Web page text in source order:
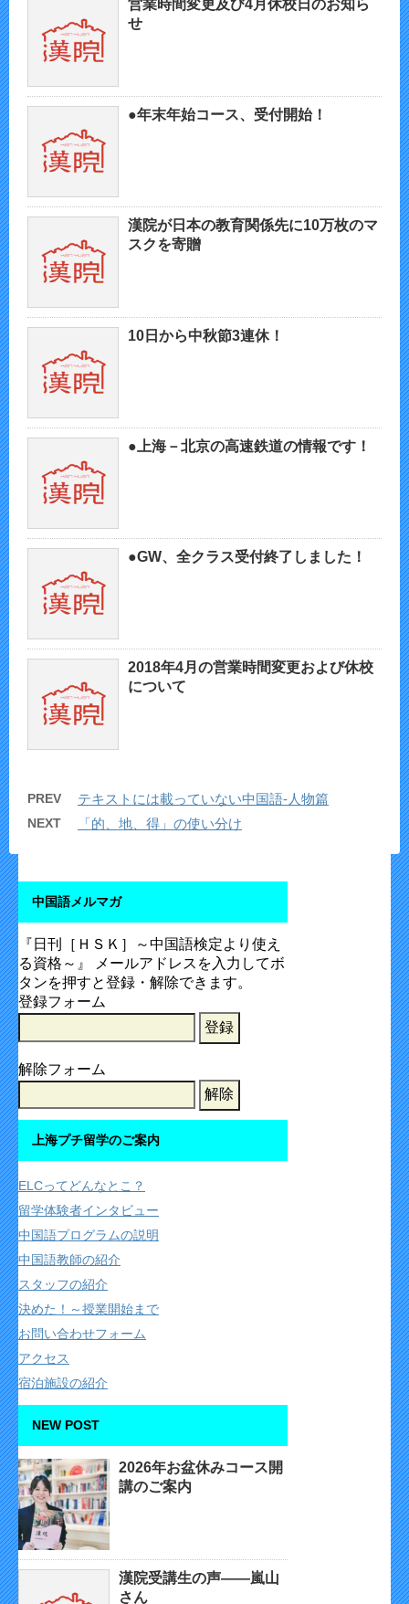
営業時間変更及び4月休校日のお知ら
せ
●年末年始コース、受付開始！
漢院が日本の教育関係先に10万枚のマ
スクを寄贈
10日から中秋節3連休！
●上海－北京の高速鉄道の情報です！
●GW、全クラス受付終了しました！
2018年4月の営業時間変更および休校
について
PREV テキストには載っていない中国語-人物篇
NEXT 「的、地、得」の使い分け
中国語メルマガ
『日刊［ＨＳＫ］～中国語検定より使え
る資格～』 メールアドレスを入力してボ
タンを押すと登録・解除できます。
登録フォーム
解除フォーム
上海プチ留学のご案内
ELCってどんなとこ？
留学体験者インタビュー
中国語プログラムの説明
中国語教師の紹介
スタッフの紹介
決めた！～授業開始まで
お問い合わせフォーム
アクセス
宿泊施設の紹介
NEW POST
2026年お盆休みコース開
講のご案内
漢院受講生の声——嵐山
さん